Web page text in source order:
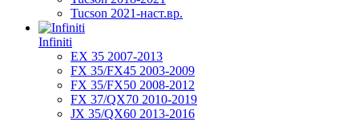
Tucson 2021-наст.вр.
Infiniti
EX 35 2007-2013
FX 35/FX45 2003-2009
FX 35/FX50 2008-2012
FX 37/QX70 2010-2019
JX 35/QX60 2013-2016